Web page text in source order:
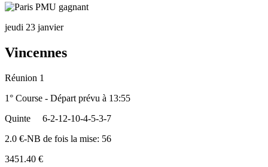
jeudi 23 janvier
Vincennes
Réunion 1
1° Course - Départ prévu à 13:55
Quinte
6-2-12-10-4-5-3-7
2.0 €-NB de fois la mise: 56
3451.40 €